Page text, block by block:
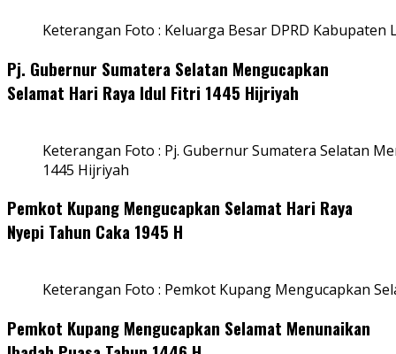
Keterangan Foto : Keluarga Besar DPRD
Pj. Gubernur Sumatera Selatan Mengucapkan
Selamat Hari Raya Idul Fitri 1445 Hijriyah
Keterangan Foto : Pj. Gubernur Sumatera Selatan
1445 Hijriyah
Pemkot Kupang Mengucapkan Selamat Hari Raya
Nyepi Tahun Caka 1945 H
Keterangan Foto : Pemkot Kupang Mengucapkan
Pemkot Kupang Mengucapkan Selamat Menunaikan